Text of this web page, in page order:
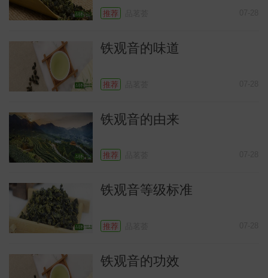
推荐
铁观音的味道
推荐
铁观音的由来
推荐
铁观音等级标准
推荐
铁观音的功效